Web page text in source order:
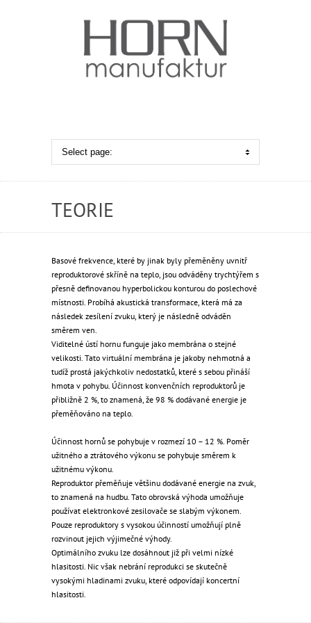
TEORIE
Basové frekvence, které by jinak byly přeměněny uvnitř
reproduktorové skříně na teplo, jsou odváděny trychtýřem s
přesně definovanou hyperbolickou konturou do poslechové
místnosti. Probíhá akustická transformace, která má za
následek zesílení zvuku, který je následně odváděn
směrem ven.
Viditelné ústí hornu funguje jako membrána o stejné
velikosti. Tato virtuální membrána je jakoby nehmotná a
tudíž prostá jakýchkoliv nedostatků, které s sebou přináší
hmota v pohybu. Účinnost konvenčních reproduktorů je
přibližně 2 %, to znamená, že 98 % dodávané energie je
přeměňováno na teplo.
Účinnost hornů se pohybuje v rozmezí 10 – 12 %. Poměr
užitného a ztrátového výkonu se pohybuje směrem k
užitnému výkonu.
Reproduktor přeměňuje většinu dodávané energie na zvuk,
to znamená na hudbu. Tato obrovská výhoda umožňuje
používat elektronkové zesilovače se slabým výkonem.
Pouze reproduktory s vysokou účinností umožňují plně
rozvinout jejich výjimečné výhody.
Optimálního zvuku lze dosáhnout již při velmi nízké
hlasitosti. Nic však nebrání reprodukci se skutečně
vysokými hladinami zvuku, které odpovídají koncertní
hlasitosti.